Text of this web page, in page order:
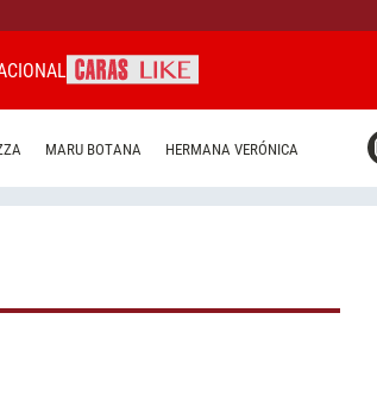
MARU BOTANA HERMANA VERÓNICA